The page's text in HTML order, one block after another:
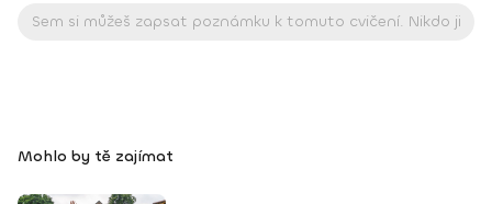
Mohlo by tě zajímat